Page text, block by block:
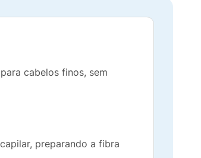
cabelos finos, sem
preparando a fibra